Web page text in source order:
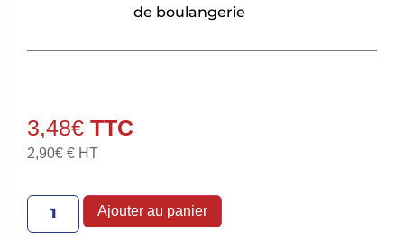
de boulangerie
3,48€
2,90€ € HT
Ajouter au panier